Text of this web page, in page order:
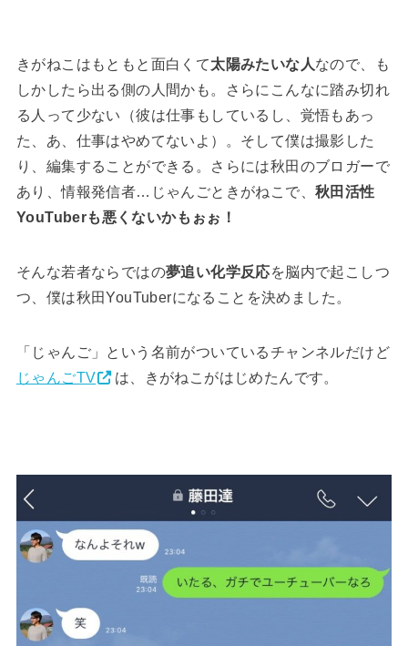
きがねこはもともと面白くて太陽みたいな人なので、も
しかしたら出る側の人間かも。さらにこんなに踏み切れ
る人って少ない（彼は仕事もしているし、覚悟もあっ
た、あ、仕事はやめてないよ）。そして僕は撮影した
り、編集することができる。さらには秋田のブロガーで
あり、情報発信者…じゃんごときがねこで、 秋田活性
YouTuberも悪くないかもぉぉ！
そんな若者ならではの夢追い化学反応を脳内で起こしつ
つ、僕は秋田YouTuberになることを決めました。
「じゃんご」という名前がついているチャンネルだけど
じゃんごTV
は、きがねこがはじめたんです。